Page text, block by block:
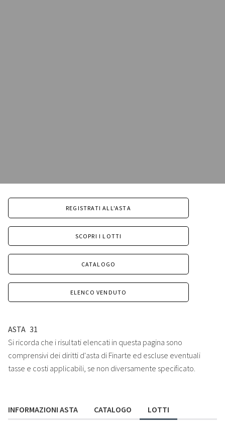
REGISTRATI ALL'ASTA
SCOPRI I LOTTI
CATALOGO
ELENCO VENDUTO
ASTA 31
Si ricorda che i risultati elencati in questa pagina sono
comprensivi dei diritti d'asta di Finarte ed escluse eventuali
tasse e costi applicabili, se non diversamente specificato.
INFORMAZIONI ASTA CATALOGO LOTTI